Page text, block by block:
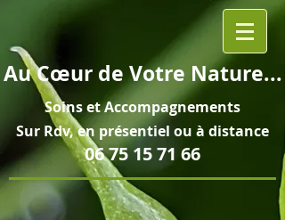
AuCœurde Votre Nature...
Soins etAccompagnements
Sur Rdv, en présentiel ou à distance
06 75 15 71 66